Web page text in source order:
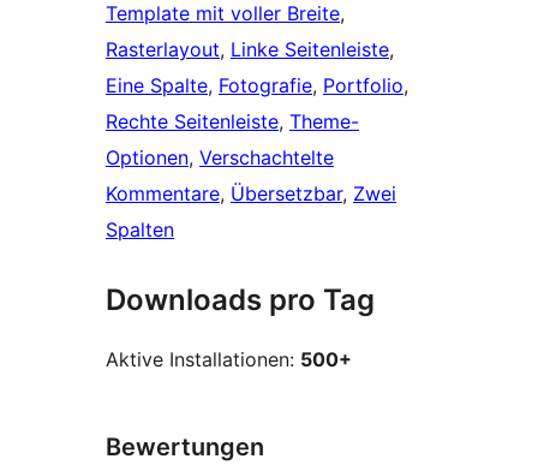
Template mit voller Breite
Rasterlayout, Linke Seitenleiste
Eine Spalte, Fotografie, Portfolio
Rechte Seitenleiste, Theme-
Optionen, Verschachtelte
Kommentare, Übersetzbar, Zwei
Spalten
Downloads pro Tag
Aktive Installationen: 500+
Bewertungen